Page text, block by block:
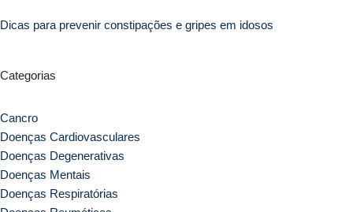
Dicas para prevenir constipações e gripes em idosos
Categorias
Cancro
Doenças Cardiovasculares
Doenças Degenerativas
Doenças Mentais
Doenças Respiratórias